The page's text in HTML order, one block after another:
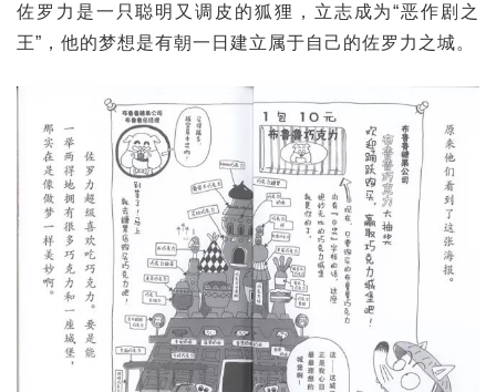
佐罗力是一只聪明又调皮的狐狸，立志成为“恶作剧之
王”，他的梦想是有朝一日建立属于自己的佐罗力之城。